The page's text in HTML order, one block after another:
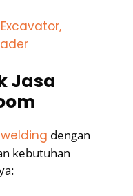
Jasa
dengan
kebutuhan